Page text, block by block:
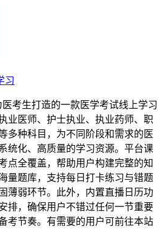
习
医考生打造的一款医学考试线上学习
业医师、护士执业、执业药师、职
多种科目，为不同阶段和需求的医
统化、高质量的学习资源。平台课
点全覆盖，帮助用户构建完整的知
量题库，支持每日打卡练习与错题
薄弱环节。此外，内置直播日历功
排，确保用户不错过任何一节重要
考节奏。有需要的用户可前往本站